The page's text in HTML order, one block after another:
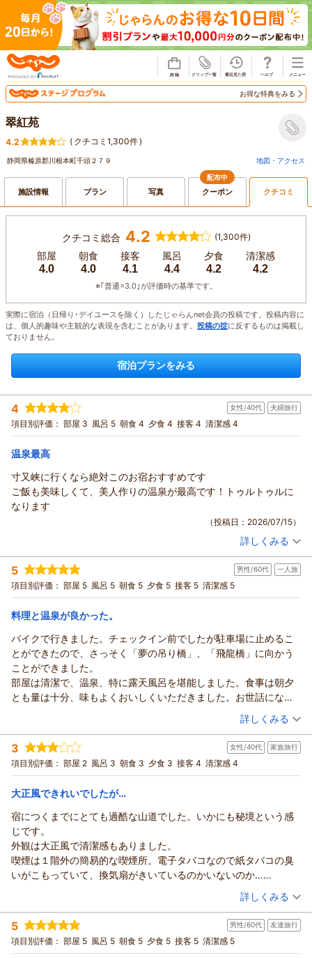
お得な特典をみる
翠紅苑
4.2 ( クチコミ1,300件)
静岡県榛原郡川根本町千頭２７９ 地図・アクセス
施設情報 プラン 写真
配布中
クーポン クチコミ
クチコミ総合 4.2 (1,300件)
部屋
4.0
朝食
4.0
接客
4.1
風呂
4.4
夕食
4.2
清潔感
4.2
※｢普通=3.0｣が評価時の基準です。
実際に宿泊（日帰り･デイユースを除く）したじゃらんnet会員の投稿です。投稿内容に
は、個人的趣味や主観的な表現を含むことがあります。 投稿の掟に反するものは掲載し
ておりません。
宿泊プランをみる
4 女性/40代 夫婦旅行
項目別評価： 部屋 3 風呂 5 朝食 4 夕食 4 接客 4 清潔感 4
温泉最高
寸又峡に行くなら絶対このお宿おすすめです
ご飯も美味しくて、美人作りの温泉が最高です！トゥルトゥルに
なります
（投稿日：2026/07/15）
投稿者： ゴメさん(女性/40代)
宿泊プラン： 【じゃらんスペシャルウィーク】スタンダードプラン｜寸又峡
で過ごす癒しの休日 なにもしない贅沢を味わう
ツイン
宿泊価格帯： 13,001～14,000円(大人一人あたり/税込)
詳しくみる
5 男性/60代 一人旅
項目別評価： 部屋 5 風呂 5 朝食 5 夕食 5 接客 5 清潔感 5
料理と温泉が良かった。
バイクで行きました。チェックイン前でしたが駐車場に止めるこ
とができたので、さっそく「夢の吊り橋」、「飛龍橋」に向かう
ことができました。
部屋は清潔で、温泉、特に露天風呂を堪能しました。食事は朝夕
とも量は十分、味もよくおいしくいただきました。お世話になり
（投稿日：2026/07/14）
宿泊時期： 2026年06月宿泊 (一人旅)
投稿者： H2Oさん
宿泊プラン： 【じゃらんスペシャルウィーク】（6月・7月限定）一人旅プラ
ン｜スタンダード［九曜紋コース］厳選和会席
和室 朝・夕
宿泊価格帯： 22,001～23,000円(大人一人あたり/税込)
詳しくみる
3 女性/40代 家族旅行
項目別評価： 部屋 2 風呂 3 朝食 3 夕食 3 接客 4 清潔感 4
大正風できれいでしたが…
宿につくまでにとても過酷な山道でした。いかにも秘境という感
じです。
外観は大正風で清潔感もありました。
喫煙は１階外の簡易的な喫煙所。電子タバコなので紙タバコの臭
いがこもっていて、換気扇がきいているのかいないのか…
部屋の洗面台は２台ありましたが、左側の蛇口が固く使えませ
ん。使える方の蛇口で手洗いなどしましたが、蛇口が短くて洗い
にくかったです。
部屋の中の換気扇を回すと異音がしたので使えず。
窓からの景色をみようと障子をあけると網戸が壊れたままでし
（投稿日：2026/07/13）
宿泊時期： 2026年07月宿泊 (家族旅行)
投稿者： ぴろさん
宿泊プラン： 【人気】選べるメイン料理プラン｜川根茶の豚しゃぶ／和牛の
鉄板焼き／鹿肉の炙り焼き／ニジマス味噌焼き
和室 朝・夕
詳しくみる
5 男性/60代 友達旅行
項目別評価： 部屋 5 風呂 5 朝食 5 夕食 5 接客 5 清潔感 5